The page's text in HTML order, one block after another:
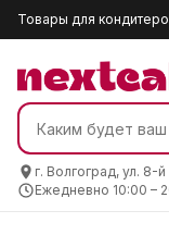
Товары для
г. Волгоград, ул. 8-
Ежедневно 10:00 –